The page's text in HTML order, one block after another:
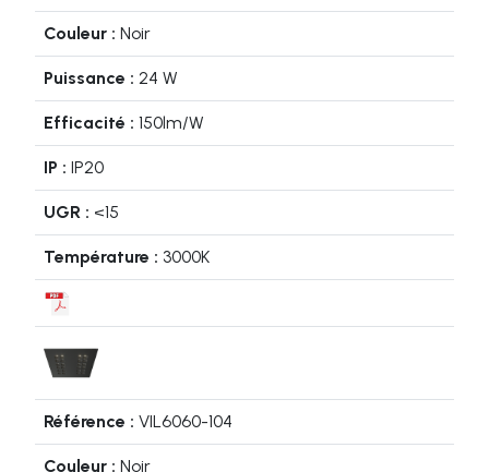
Noir
24 W
150lm/W
IP20
<15
3000K
VIL6060-104
Noir